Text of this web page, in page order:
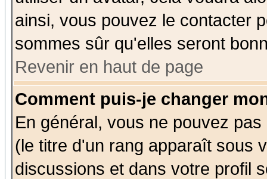
ainsi, vous pouvez le contacter
sommes sûr qu'elles seront
Revenir en haut de page
Comment puis-je changer
En général, vous ne pouvez
(le titre d'un rang apparaît sous
discussions et dans votre profil